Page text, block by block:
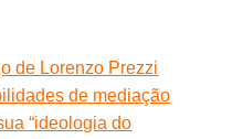
de Lorenzo Prezzi
de mediação
“ideologia do